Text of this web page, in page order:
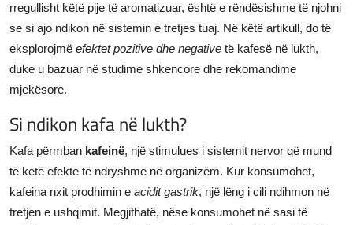
rregullisht këtë pije të aromatizuar, është e rëndësishme të njohni
se si ajo ndikon në sistemin e tretjes tuaj. Në këtë artikull, do të
eksplorojmë efektet pozitive dhe negative të kafesë në lukth,
duke u bazuar në studime shkencore dhe rekomandime
mjekësore.
Si ndikon kafa në lukth?
Kafa përmban kafeinë, një stimulues i sistemit nervor që mund
të ketë efekte të ndryshme në organizëm. Kur konsumohet,
kafeina nxit prodhimin e acidit gastrik, një lëng i cili ndihmon në
tretjen e ushqimit. Megjithatë, nëse konsumohet në sasi të